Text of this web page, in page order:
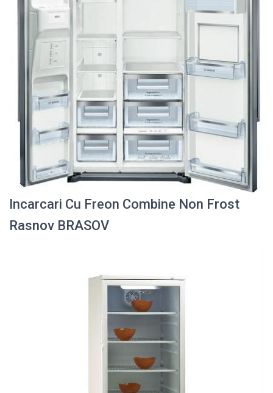
Incarcari Cu Freon Combine Non Frost
Rasnov BRASOV